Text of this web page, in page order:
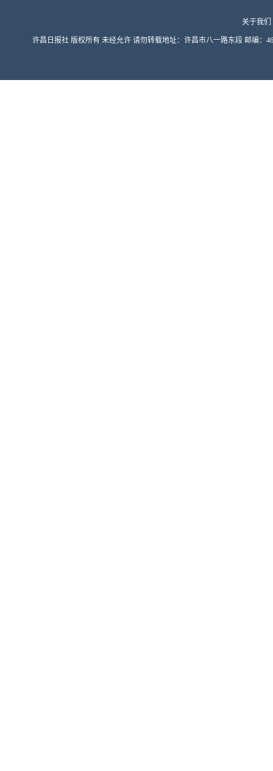
关于我们
许昌日报社 版权所有 未经允许 请勿转载地址：许昌市八一路东段 邮编：